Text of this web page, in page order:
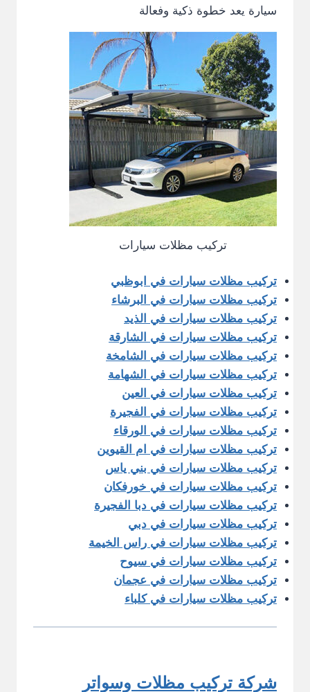
سيارة يعد خطوة ذكية وفعالة
تركيب مظلات سيارات
تركيب مظلات سيارات في ابوظبي
تركيب مظلات سيارات في البرشاء
تركيب مظلات سيارات في الذيد
تركيب مظلات سيارات في الشارقة
تركيب مظلات سيارات في الشامخة
تركيب مظلات سيارات في الشهامة
تركيب مظلات سيارات في العين
تركيب مظلات سيارات في الفجيرة
تركيب مظلات سيارات في الورقاء
تركيب مظلات سيارات في ام القيوين
تركيب مظلات سيارات في بني ياس
تركيب مظلات سيارات في خورفكان
تركيب مظلات سيارات في دبا الفجيرة
تركيب مظلات سيارات في دبي
تركيب مظلات سيارات في راس الخيمة
تركيب مظلات سيارات في سيوح
تركيب مظلات سيارات في عجمان
تركيب مظلات سيارات في كلباء
شركة تركيب مظلات وسواتر